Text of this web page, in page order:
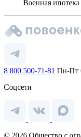
Военная ипотека
8 800 500-71-81 Пн-Пт
Соцсети
© 2026 Общество с